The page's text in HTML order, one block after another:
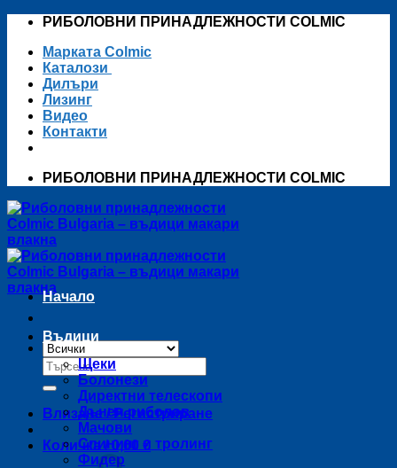
Skip
content
РИБОЛОВНИ ПРИНАДЛЕЖНОСТИ COLMIC
Марката Colmic
Каталози
Дилъри
Лизинг
Видео
Контакти
РИБОЛОВНИ ПРИНАДЛЕЖНОСТИ COLMIC
Търсене
за:
Влизане / Регистриране
Количка /0,00 €
Начало
Въдици
Щеки
Болонези
Директни телескопи
Дънен риболов
Мачови
Спининг и тролинг
Фидер